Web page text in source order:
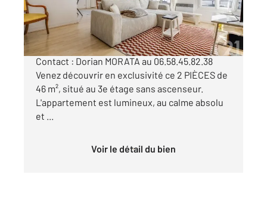
480 000 €
PARIS 12e - Au cœur du 12e arrondissement
Contact : Dorian MORATA au 06.58.45.82.38
Venez découvrir en exclusivité ce 2 PIÈCES de
46 m², situé au 3e étage sans ascenseur.
L'appartement est lumineux, au calme absolu
et ...
Voir le détail du bien